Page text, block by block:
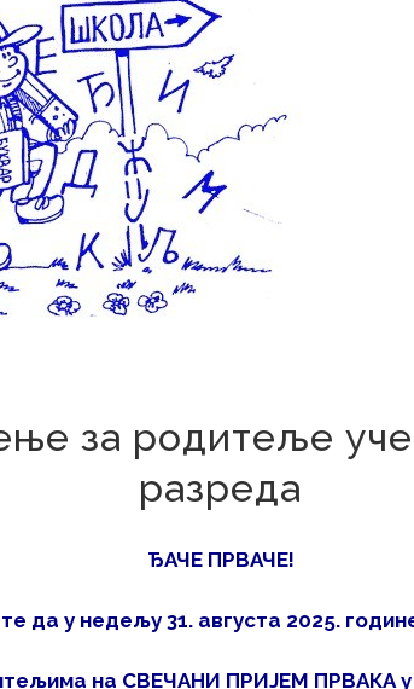
за родитеље
разреда
ЂАЧЕ ПРВАЧЕ!
да у недељу 31. августа 2025. год
на СВЕЧАНИ ПРИЈЕМ ПРВАКА у